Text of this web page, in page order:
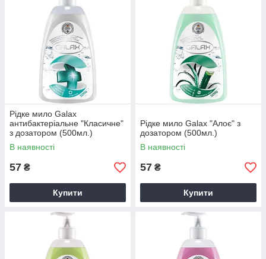
Рідке мило Galax
антибактеріальне "Класичне"
з дозатором (500мл.)
В наявності
57 ₴
Купити
Рідке мило Galax "Алоє" з
дозатором (500мл.)
В наявності
57 ₴
Купити